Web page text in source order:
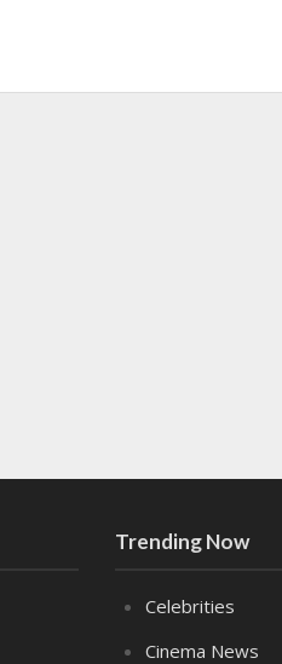
Trending Now
Celebrities
Cinema News